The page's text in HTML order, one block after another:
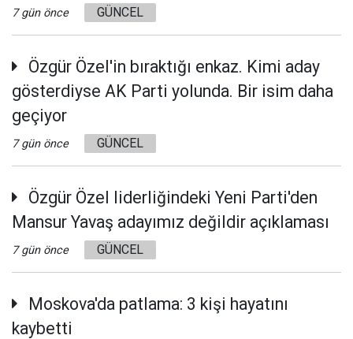
7 gün önce GÜNCEL
Özgür Özel'in bıraktığı enkaz. Kimi aday
gösterdiyse AK Parti yolunda. Bir isim daha
geçiyor
7 gün önce GÜNCEL
Özgür Özel liderliğindeki Yeni Parti'den
Mansur Yavaş adayımız değildir açıklaması
7 gün önce GÜNCEL
Moskova'da patlama: 3 kişi hayatını
kaybetti